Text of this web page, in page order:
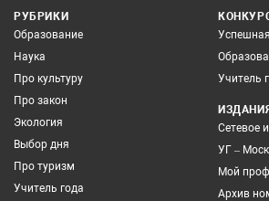
РУБРИКИ
Образование
Наука
Про культуру
Про закон
Экология
Выбор дня
Про туризм
Учитель года
Учитель
Сетевое
УГ –
Мой
Архив